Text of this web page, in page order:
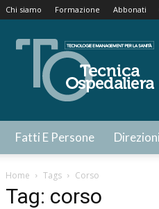
Chi siamo Formazione Abbonati
Tecnica
Ospedaliera
Fatti E Persone Direzioni
Home Tags Corso
Tag: corso